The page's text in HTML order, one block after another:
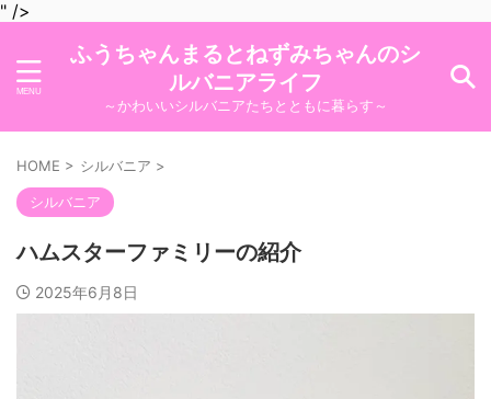
" />
ふうちゃんまるとねずみちゃんのシ
ルバニアライフ
～かわいいシルバニアたちとともに暮らす～
HOME > シルバニア >
シルバニア
ハムスターファミリーの紹介
2025年6月8日